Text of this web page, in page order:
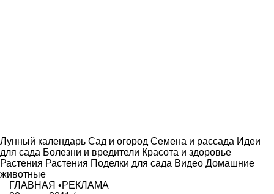
Лунный календарь Сад и огород Семена и рассада Идеи
для сада Болезни и вредители Красота и здоровье
Растения Растения Поделки для сада Видео Домашние
животные
ГЛАВНАЯ •РЕКЛАМА